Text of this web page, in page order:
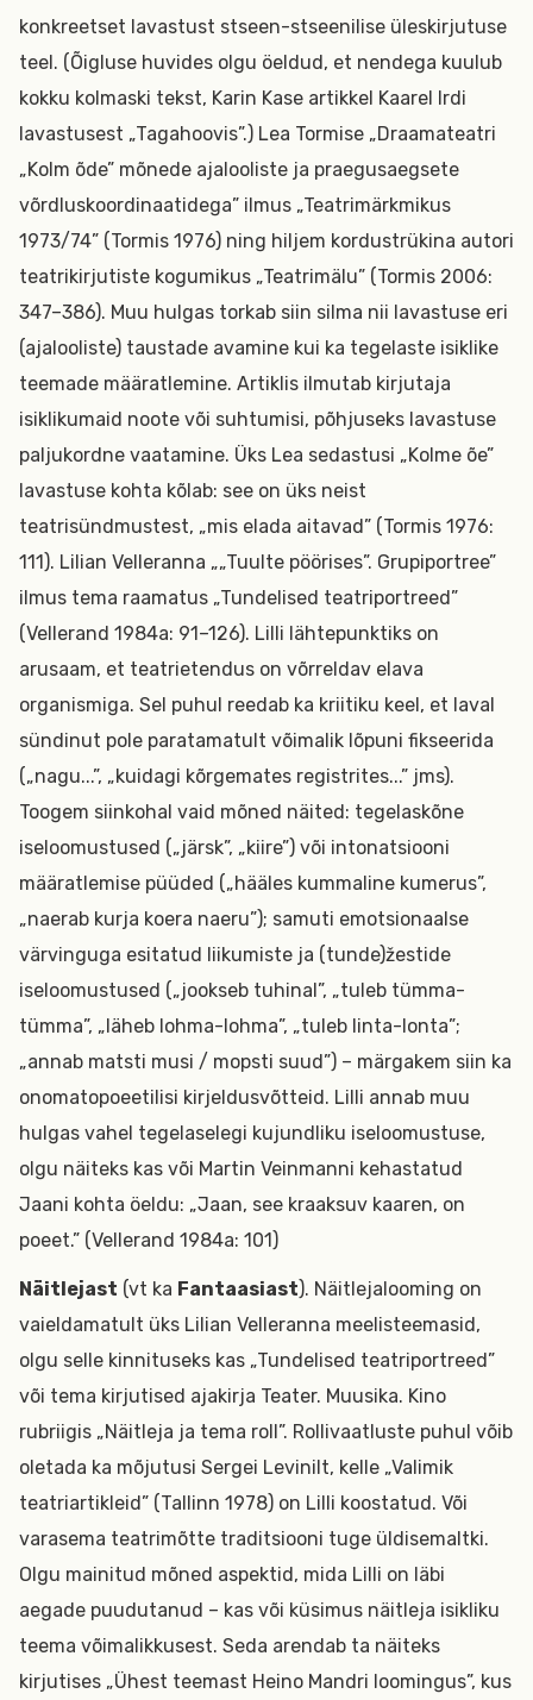
konkreetset lavastust stseen-stseenilise üleskirjutuse
teel. (Õigluse huvides olgu öeldud, et nendega kuulub
kokku kolmaski tekst, Karin Kase artikkel Kaarel Irdi
lavastusest „Tagahoovis”.) Lea Tormise „Draamateatri
„Kolm õde” mõnede ajalooliste ja praegusaegsete
võrdluskoordinaatidega” ilmus „Teatrimärkmikus
1973/74” (Tormis 1976) ning hiljem kordustrükina autori
teatrikirjutiste kogumikus „Teatrimälu” (Tormis 2006:
347–386). Muu hulgas torkab siin silma nii lavastuse eri
(ajalooliste) taustade avamine kui ka tegelaste isiklike
teemade määratlemine. Artiklis ilmutab kirjutaja
isiklikumaid noote või suhtumisi, põhjuseks lavastuse
paljukordne vaatamine. Üks Lea sedastusi „Kolme õe”
lavastuse kohta kõlab: see on üks neist
teatrisündmustest, „mis elada aitavad” (Tormis 1976:
111). Lilian Velleranna „„Tuulte pöörises”. Grupiportree”
ilmus tema raamatus „Tundelised teatriportreed”
(Vellerand 1984a: 91–126). Lilli lähtepunktiks on
arusaam, et teatrietendus on võrreldav elava
organismiga. Sel puhul reedab ka kriitiku keel, et laval
sündinut pole paratamatult võimalik lõpuni fikseerida
(„nagu...”, „kuidagi kõrgemates registrites...” jms).
Toogem siinkohal vaid mõned näited: tegelaskõne
iseloomustused („järsk”, „kiire”) või intonatsiooni
määratlemise püüded („hääles kummaline kumerus”,
„naerab kurja koera naeru”); samuti emotsionaalse
värvinguga esitatud liikumiste ja (tunde)žestide
iseloomustused („jookseb tuhinal”, „tuleb tümma-
tümma”, „läheb lohma-lohma”, „tuleb linta-lonta”;
„annab matsti musi / mopsti suud”) – märgakem siin ka
onomatopoeetilisi kirjeldusvõtteid. Lilli annab muu
hulgas vahel tegelaselegi kujundliku iseloomustuse,
olgu näiteks kas või Martin Veinmanni kehastatud
Jaani kohta öeldu: „Jaan, see kraaksuv kaaren, on
poeet.” (Vellerand 1984a: 101)
Näitlejast (vt ka Fantaasiast). Näitlejalooming on
vaieldamatult üks Lilian Velleranna meelisteemasid,
olgu selle kinnituseks kas „Tundelised teatriportreed”
või tema kirjutised ajakirja Teater. Muusika. Kino
rubriigis „Näitleja ja tema roll”. Rollivaatluste puhul võib
oletada ka mõjutusi Sergei Levinilt, kelle „Valimik
teatriartikleid” (Tallinn 1978) on Lilli koostatud. Või
varasema teatrimõtte traditsiooni tuge üldisemaltki.
Olgu mainitud mõned aspektid, mida Lilli on läbi
aegade puudutanud – kas või küsimus näitleja isikliku
teema võimalikkusest. Seda arendab ta näiteks
kirjutises „Ühest teemast Heino Mandri loomingus”, kus